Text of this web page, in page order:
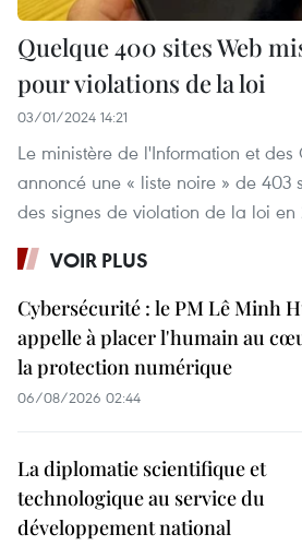
Quelque 400 sites Web
pour violations de la loi
03/01/2024 14:21
Le ministère de l'Information et
annoncé une « liste noire » de 403
des signes de violation de la loi en
VOIR PLUS
Cybersécurité : le PM Lê Minh
appelle à placer l'humain au
la protection numérique
06/08/2026 02:44
La diplomatie scientifique et
technologique au service du
développement national